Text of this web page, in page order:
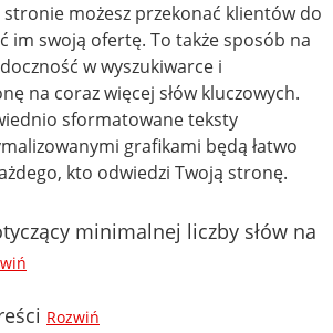
możesz przekonać klientów do
im swoją ofertę. To także sposób na
w wyszukiwarce i
na coraz więcej słów kluczowych.
sformatowane teksty
grafikami będą łatwo
kto odwiedzi Twoją stronę.
minimalnej liczby słów na
Rozwiń